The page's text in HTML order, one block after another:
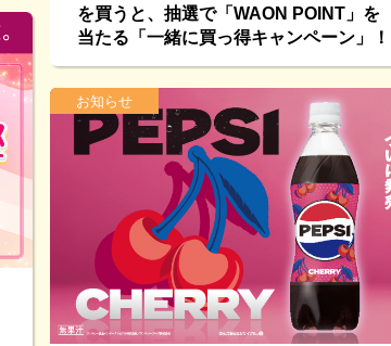
を買うと、抽選で「WAON POINT」を
当たる「一緒に買っ得キャンペーン」！
お知らせ